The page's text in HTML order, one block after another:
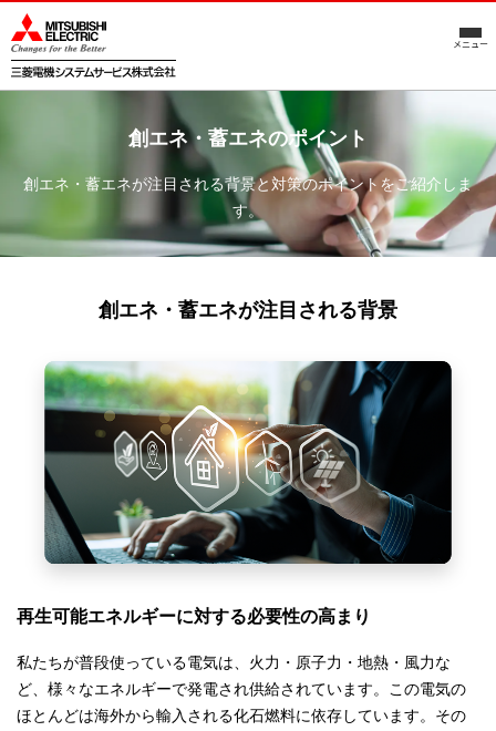
メニュー
創エネ・蓄エネのポイント
創エネ・蓄エネが注目される背景と対策のポイントをご紹介しま
す。
創エネ・蓄エネが注目される背景
再生可能エネルギーに対する必要性の高まり
私たちが普段使っている電気は、火力・原子力・地熱・風力な
ど、様々なエネルギーで発電され供給されています。この電気の
ほとんどは海外から輸入される化石燃料に依存しています。その